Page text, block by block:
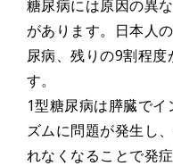
糖尿病には原因の異
があります。日本人
尿病、残りの9割程度
す。
1型糖尿病は膵臓で
ズムに問題が発生し
れなくなることで発